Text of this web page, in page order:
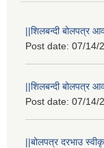
||शिलबन्दी बोलपत्र
Post date: 07/14/
||शिलबन्दी बोलपत्र
Post date: 07/14/
||बोलपत्र दरभाउ